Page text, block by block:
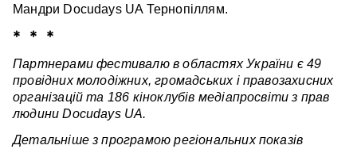
Мандри Docudays UA Тернопіллям.
* * *
Партнерами фестивалю в областях України є 49
провідних молодіжних, громадських і правозахисних
організацій та 186 кіноклубів медіапросвіти з прав
людини Docudays UA.
Детальніше з програмою регіональних показів